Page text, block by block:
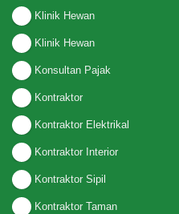
Klinik Hewan
Klinik Hewan
Konsultan Pajak
Kontraktor
Kontraktor Elektrikal
Kontraktor Interior
Kontraktor Sipil
Kontraktor Taman